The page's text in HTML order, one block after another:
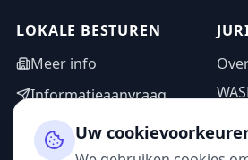
LOKALE BESTUREN
Meer info
Informatieaanvraag
Adminzone
Uw